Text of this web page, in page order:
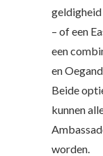
geldigheid
– of een
een
en
Beide
kunnen
worden.